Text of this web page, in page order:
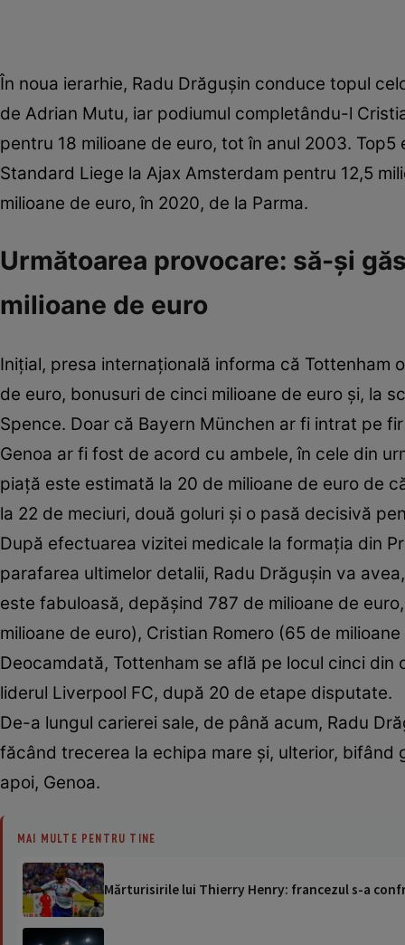
În noua ierarhie, Radu Drăgușin conduce topul
de Adrian Mutu, iar podiumul completându-l
pentru 18 milioane de euro, tot în anul 2003.
Standard Liege la Ajax Amsterdam pentru 12,5
milioane de euro, în 2020, de la Parma.
Următoarea provocare: să-și
milioane de euro
Inițial, presa internațională informa că Tottenham
de euro, bonusuri de cinci milioane de euro și, la
Spence. Doar că Bayern München ar fi intrat pe
Genoa ar fi fost de acord cu ambele, în cele din
piață este estimată la 20 de milioane de euro de
la 22 de meciuri, două goluri și o pasă decisivă
După efectuarea vizitei medicale la formația din
parafarea ultimelor detalii, Radu Drăgușin va
este fabuloasă, depășind 787 de milioane de
milioane de euro), Cristian Romero (65 de
Deocamdată, Tottenham se află pe locul cinci
liderul Liverpool FC, după 20 de etape disputate.
De-a lungul carierei sale, de până acum, Radu
făcând trecerea la echipa mare și, ulterior, bifând
apoi, Genoa.
MAI MULTE PENTRU TINE
Mărturisirile lui Thierry Henry: francezul s-a